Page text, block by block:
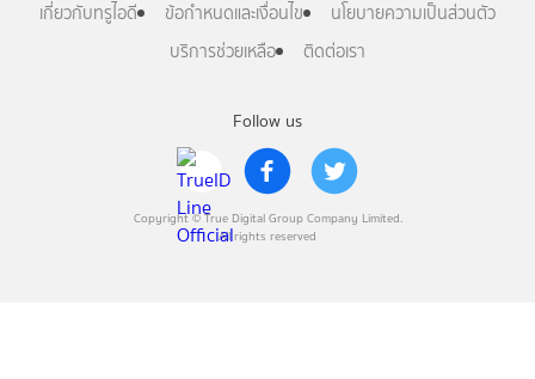
Follow us
Copyright © True Digital Group Company Limited.
All rights reserved
เกี่ยวกับทรูไอดี ข้อกำหนดและเงื่อนไข
นโยบายความเป็นส่วนตัว
บริการช่วยเหลือ
ติดต่อเรา